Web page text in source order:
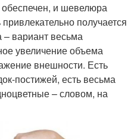
и шевелюра
получается
– вариант весьма
увеличение объема
внешности. Есть
постижей, есть весьма
– словом, на